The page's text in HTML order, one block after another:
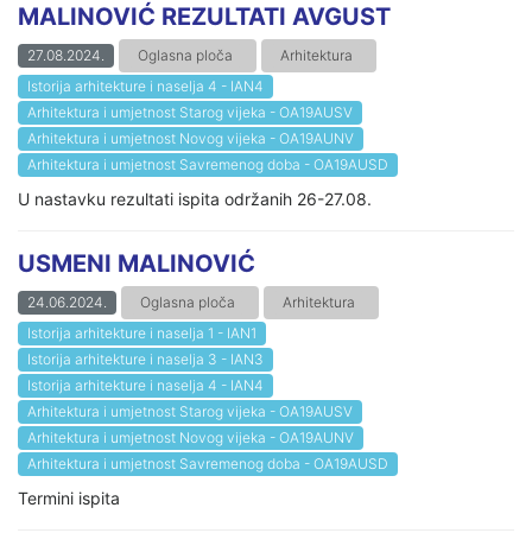
MALINOVIĆ REZULTATI AVGUST
27.08.2024. Oglasna ploča
Arhitektura
Istorija arhitekture i naselja 4 - IAN4
Arhitektura i umjetnost Starog vijeka - OA19AUSV
Arhitektura i umjetnost Novog vijeka - OA19AUNV
Arhitektura i umjetnost Savremenog doba - OA19AUSD
U nastavku rezultati ispita održanih 26-27.08.
USMENI MALINOVIĆ
24.06.2024. Oglasna ploča
Arhitektura
Istorija arhitekture i naselja 1 - IAN1
Istorija arhitekture i naselja 3 - IAN3
Istorija arhitekture i naselja 4 - IAN4
Arhitektura i umjetnost Starog vijeka - OA19AUSV
Arhitektura i umjetnost Novog vijeka - OA19AUNV
Arhitektura i umjetnost Savremenog doba - OA19AUSD
Termini ispita